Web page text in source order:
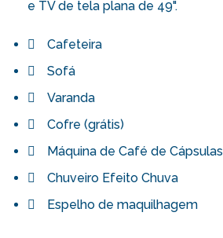
e TV de tela plana de 49".
Cafeteira
Sofá
Varanda
Cofre (grátis)
Máquina de Café de Cápsulas
Chuveiro Efeito Chuva
Espelho de maquilhagem